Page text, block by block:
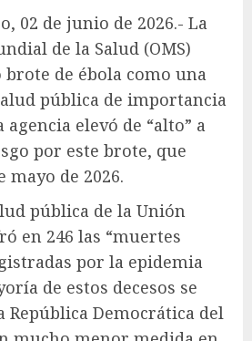
02 de junio de 2026.- La
de la Salud (OMS)
de ébola como una
pública de importancia
elevó de “alto” a
por este brote, que
mayo de 2026.
pública de la Unión
en 246 las “muertes
por la epidemia
de estos decesos se
Democrática del